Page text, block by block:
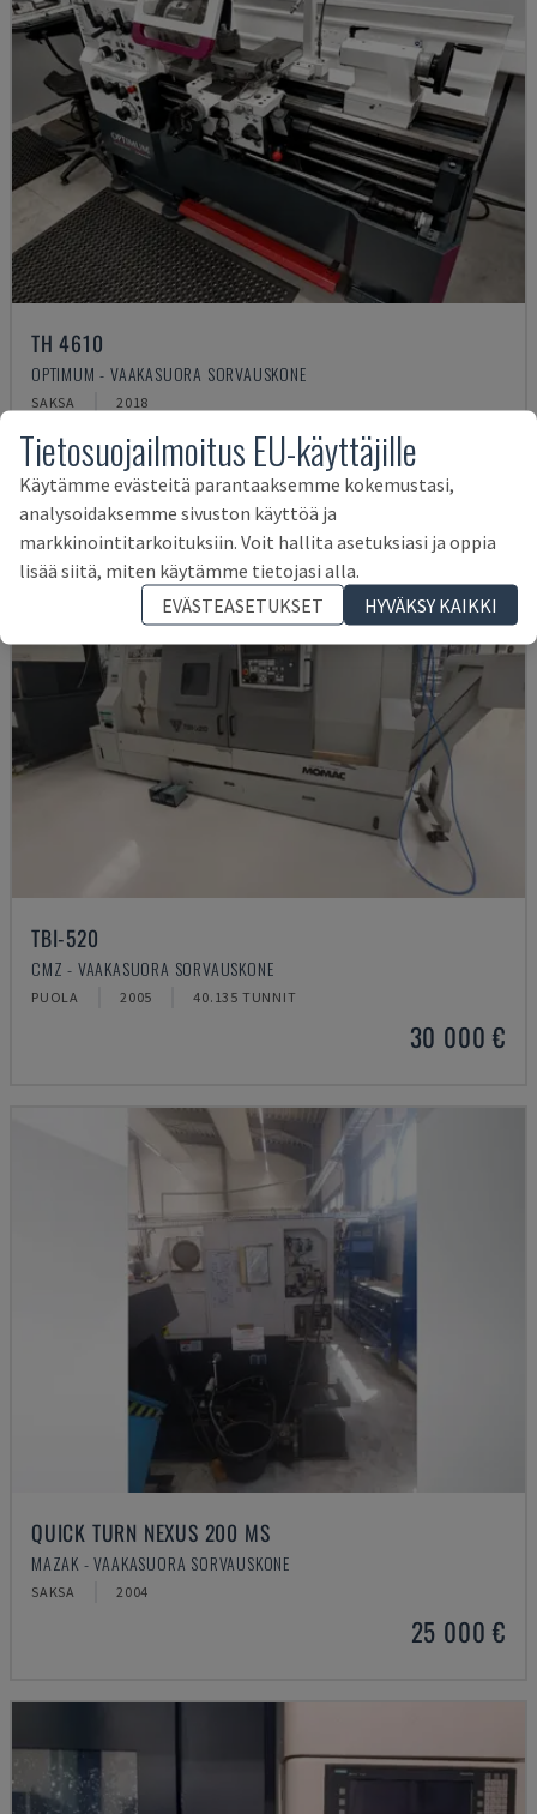
TH 4610
OPTIMUM - VAAKASUORA SORVAUSKONE
SAKSA 2018
12 000 €
TBI-520
CMZ - VAAKASUORA SORVAUSKONE
PUOLA 2005 40.135 TUNNIT
30 000 €
QUICK TURN NEXUS 200 MS
MAZAK - VAAKASUORA SORVAUSKONE
SAKSA 2004
25 000 €
Tietosuojailmoitus EU-käyttäjille
Käytämme evästeitä parantaaksemme kokemustasi,
analysoidaksemme sivuston käyttöä ja
markkinointitarkoituksiin. Voit hallita asetuksiasi ja oppia
lisää siitä, miten käytämme tietojasi alla.
EVÄSTEASETUKSET
HYVÄKSY KAIKKI